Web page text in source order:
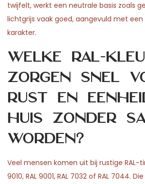
twijfelt, werkt een neutrale basis zoals
lichtgrijs vaak goed, aangevuld met
karakter.
Welke RAL-
zorgen snel
rust en
huis zonder
worden?
Veel mensen komen uit bij rustige RAL-
9010, RAL 9001, RAL 7032 of RAL 7044.